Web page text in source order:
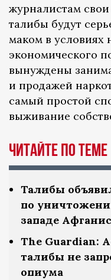
журналистам
талибы будут
маком в
экономического
вынуждены
и продажей
самый простой
выживание
Читайте по теме
Талибы
по
западе
The Guardian:
талибы не
опиума